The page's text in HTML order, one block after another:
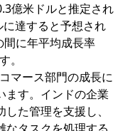
億米ドルと推定され
達すると予想され
に年平均成長率
。
マース部門の成長に
ます。インドの企業
た管理を支援し、